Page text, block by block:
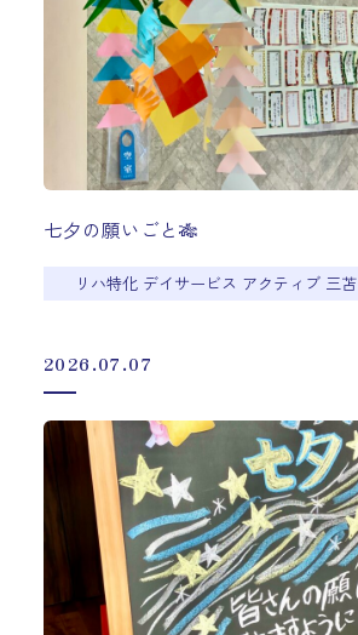
七夕の願いごと🎋
リハ特化 デイサービス アクティブ 三苫
2026.07.07